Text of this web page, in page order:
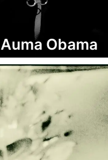
Auma Obama